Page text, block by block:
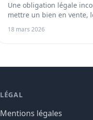
Une obligation légale
mettre un bien en vente,
18 mars 2026
LÉGAL
Mentions légales